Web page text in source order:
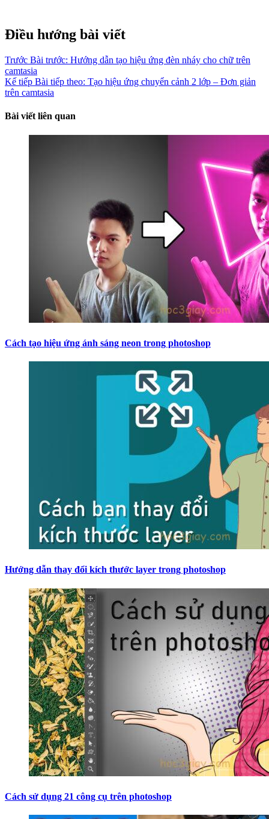
Điều hướng bài viết
Trước Bài trước: Hướng dẫn tạo hiệu ứng đèn nháy cho chữ trên
camtasia
Kế tiếp Bài tiếp theo: Tạo hiệu ứng chuyển cảnh 2 lớp – Đơn giản
trên camtasia
Bài viết liên quan
Cách tạo hiệu ứng ánh sáng neon trong photoshop
Hướng dẫn thay đổi kích thước layer trong photoshop
Cách sử dụng 21 công cụ trên photoshop